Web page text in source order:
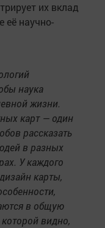
их вклад
её научно-
наука
жизни.
карт — один
рассказать
в разных
У каждого
карты,
в общую
видно,